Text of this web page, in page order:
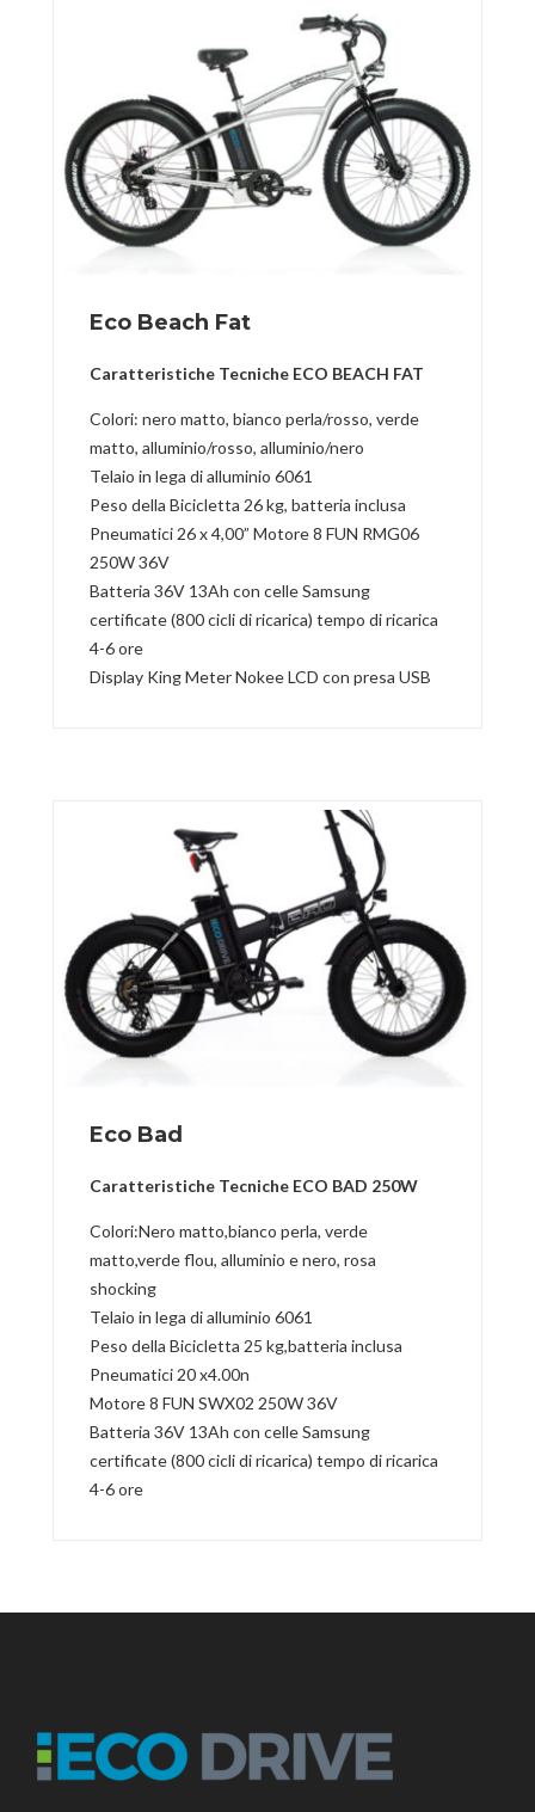
Eco Beach Fat
Caratteristiche Tecniche ECO BEACH FAT
Colori: nero matto, bianco perla/rosso, verde
matto, alluminio/rosso, alluminio/nero
Telaio in lega di alluminio 6061
Peso della Bicicletta 26 kg, batteria inclusa
Pneumatici 26 x 4,00” Motore 8 FUN RMG06
250W 36V
Batteria 36V 13Ah con celle Samsung
certificate (800 cicli di ricarica) tempo di ricarica
4-6 ore
Display King Meter Nokee LCD con presa USB
Eco Bad
Caratteristiche Tecniche ECO BAD 250W
Colori:Nero matto,bianco perla, verde
matto,verde flou, alluminio e nero, rosa
shocking
Telaio in lega di alluminio 6061
Peso della Bicicletta 25 kg,batteria inclusa
Pneumatici 20 x4.00n
Motore8 FUN SWX02 250W 36V
Batteria 36V 13Ah con celle Samsung
certificate (800 cicli di ricarica) tempo di ricarica
4-6 ore